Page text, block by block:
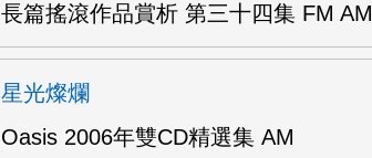
長篇搖滾作品賞析 第三十四集 FM AM
星光燦爛
Oasis 2006年雙CD精選集 AM